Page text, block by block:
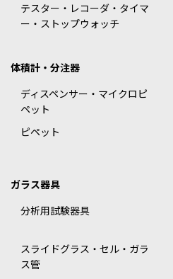
テスター・レコーダ・タイマ
ー・ストップウォッチ
体積計・分注器
ディスペンサー・マイクロピ
ペット
ピペット
ガラス器具
分析用試験器具
スライドグラス・セル・ガラ
ス管